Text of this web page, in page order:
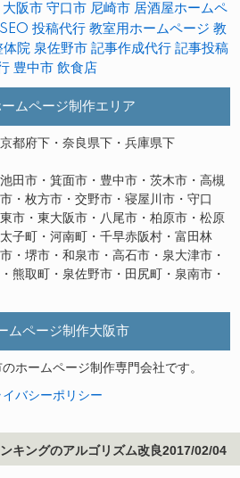
大阪市 守口市 尼崎市 居酒屋ホームペ
投稿代行 教室用ホームページ 教
体院 泉佐野市 記事作成代行 記事投稿
豊中市 飲食店
ムページ制作エリア
都府下・奈良県下・兵庫県下
田市・箕面市・豊中市・茨木市・高槻
・枚方市・交野市・寝屋川市・守口
市・東大阪市・八尾市・柏原市・松原
子町・河南町・千早赤阪村・富田林
・堺市・和泉市・高石市・泉大津市・
熊取町・泉佐野市・田尻町・泉南市・
ムページ制作大阪市
ホームページ制作専門会社です。
イバシーポリシー
キングのアルゴリズム改良2017/02/04